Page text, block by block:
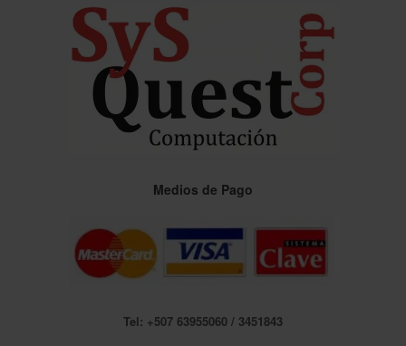
Medios de Pago
Tel: +507 63955060 / 3451843